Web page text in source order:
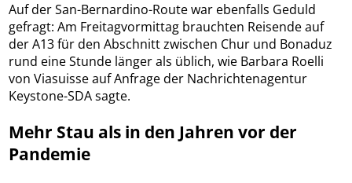
Auf der San-Bernardino-Route war ebenfalls Geduld
gefragt: Am Freitagvormittag brauchten Reisende auf
der A13 für den Abschnitt zwischen Chur und Bonaduz
rund eine Stunde länger als üblich, wie Barbara Roelli
von Viasuisse auf Anfrage der Nachrichtenagentur
Keystone-SDA sagte.
Mehr Stau als in den Jahren vor der
Pandemie